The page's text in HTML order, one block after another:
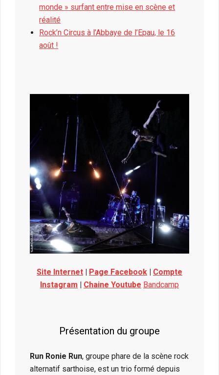
monde » surfant entre mise en scène et
réalité
Rock’n Circus à l’Abbaye de l’Epau, le 16
août !
Site Internet Page Facebook
Compte
Instagram
Chaine Youtube Bandcamp
Présentation du groupe
Run Ronie Run, groupe phare de la scène rock
alternatif sarthoise, est un trio formé depuis